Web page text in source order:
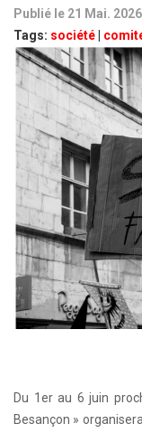
Publié le 21 Mai.
Tags: société
Du 1er au 6 juin
Besançon »